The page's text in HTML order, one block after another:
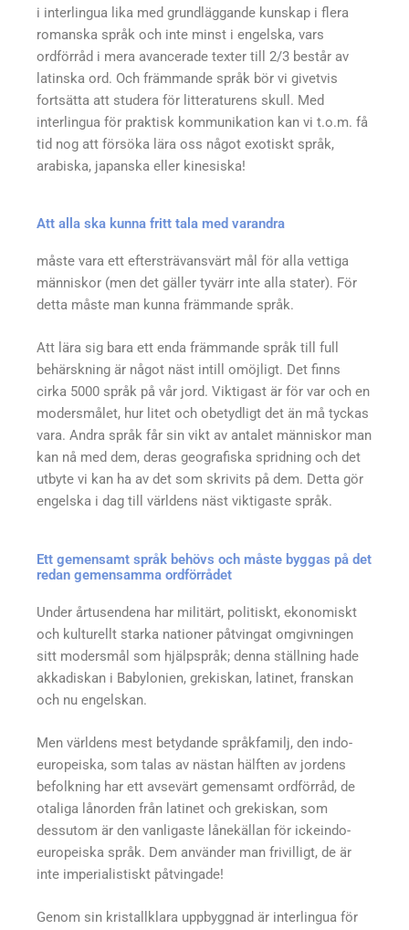
i interlingua lika med grundläggande kunskap i flera
romanska språk och inte minst i engelska, vars
ordförråd i mera avancerade texter till 2/3 består av
latinska ord. Och främmande språk bör vi givetvis
fortsätta att studera för litteraturens skull. Med
interlingua för praktisk kommunikation kan vi t.o.m. få
tid nog att försöka lära oss något exotiskt språk,
arabiska, japanska eller kinesiska!
Att alla ska kunna fritt tala med varandra
måste vara ett eftersträvansvärt mål för alla vettiga
människor (men det gäller tyvärr inte alla stater). För
detta måste man kunna främmande språk.
Att lära sig bara ett enda främmande språk till full
behärskning är något näst intill omöjligt. Det finns
cirka 5000 språk på vår jord. Viktigast är för var och en
modersmålet, hur litet och obetydligt det än må tyckas
vara. Andra språk får sin vikt av antalet människor man
kan nå med dem, deras geografiska spridning och det
utbyte vi kan ha av det som skrivits på dem. Detta gör
engelska i dag till världens näst viktigaste språk.
Ett gemensamt språk behövs och måste byggas på det
redan gemensamma ordförrådet
Under årtusendena har militärt, politiskt, ekonomiskt
och kulturellt starka nationer påtvingat omgivningen
sitt modersmål som hjälpspråk; denna ställning hade
akkadiskan i Babylonien, grekiskan, latinet, franskan
och nu engelskan.
Men världens mest betydande språkfamilj, den indo­
europeiska, som talas av nästan hälften av jordens
befolkning har ett avsevärt gemensamt ordförråd, de
otaliga lånorden från latinet och grekiskan, som
dessutom är den vanligaste lånekällan för icke­indo­
europeiska språk. Dem använder man frivilligt, de är
inte imperialistiskt påtvingade!
Genom sin kristallklara uppbyggnad är interlingua för